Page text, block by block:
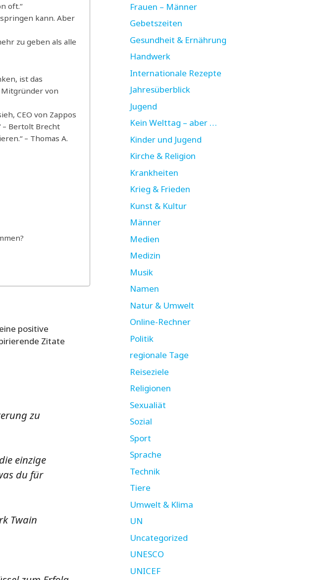
oft.“
kann. Aber
zu geben als alle
ist das
Mitgründer von
CEO von Zappos
– Bertolt Brecht
– Thomas A.
positive
Zitate
zu
einzige
du für
Twain
Frauen – Männer
Gebetszeiten
Gesundheit & Ernährung
Handwerk
Internationale Rezepte
Jahresüberblick
Jugend
Kein Welttag – aber …
Kinder und Jugend
Kirche & Religion
Krankheiten
Krieg & Frieden
Kunst & Kultur
Männer
Medien
Medizin
Musik
Namen
Natur & Umwelt
Online-Rechner
Politik
regionale Tage
Reiseziele
Religionen
Sexualiät
Sozial
Sport
Sprache
Technik
Tiere
Umwelt & Klima
UN
Uncategorized
UNESCO
UNICEF